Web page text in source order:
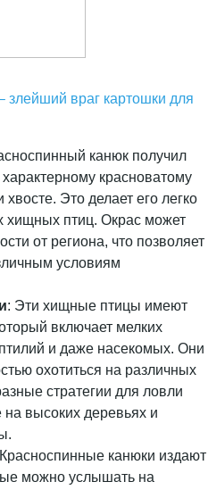
злейший враг картошки для
канюк получил
красноватому
Это делает его легко
хищных птиц. Окрас может
от региона, что позволяет
условиям
: Эти хищные птицы имеют
включает мелких
и даже насекомых. Они
охотиться на различных
стратегии для ловли
высоких деревьях и
канюки издают
можно услышать на